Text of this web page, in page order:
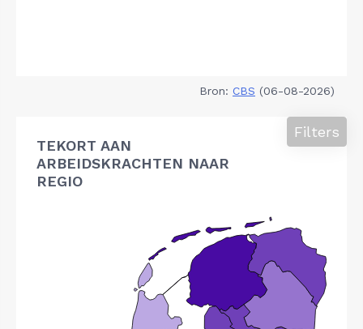
Bron: CBS (06-08-2026)
TEKORT AAN
ARBEIDSKRACHTEN NAAR
REGIO
Filters